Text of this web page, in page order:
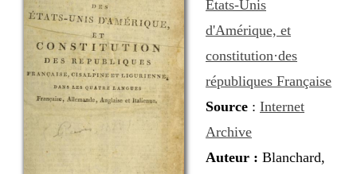
États-Unis
d'Amérique, et
constitution·des
républiques Française
Source : Internet
Archive
Auteur : Blanchard,